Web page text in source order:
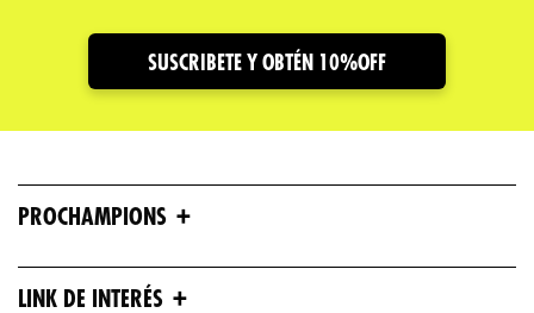
SUSCRIBETE Y OBTÉN 10%OFF
PROCHAMPIONS +
LINK DE INTERÉS +